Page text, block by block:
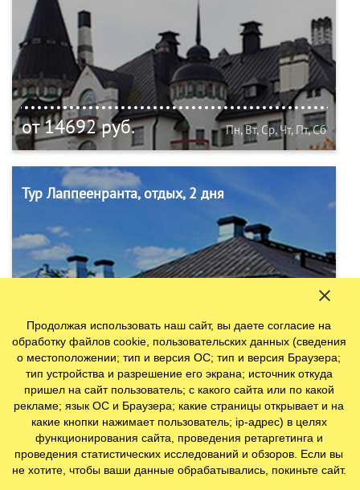
от 14692 руб. Пн, Вт, Ср, Чт, Пт, Сб
Тур Лаппеенранта, отдых, 2 дня
от 9880 руб. Пн, Вт, Ср, Чт, Пт, Сб
Тур Лаппеенранта, отдых, 3 дня
Продолжая использовать наш сайт, вы даете согласие на
обработку файлов cookie, пользовательских данных (сведения
о местоположении; тип и версия ОС; тип и версия Браузера;
тип устройства и разрешение его экрана; источник откуда
пришел на сайт пользователь; с какого сайта или по какой
рекламе; язык ОС и Браузера; какие страницы открывает и на
какие кнопки нажимает пользователь; ip-адрес) в целях
функционирования сайта, проведения ретаргетинга и
проведения статистических исследований и обзоров. Если вы
не хотите, чтобы ваши данные обрабатывались, покиньте сайт.